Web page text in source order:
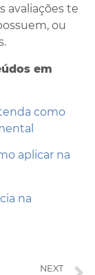
avaliações te
ou
em
como
aplicar na
na
NEXT